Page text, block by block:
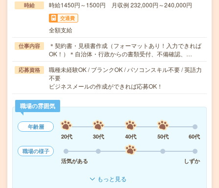
時給 時給1450円～1500円 月収例 232,000円～240,000円
交通費
全額支給
仕事内容
＊契約書・見積書作成（フォーマットあり！入力できれば
OK！）＊自治体・行政からの書類受付、不備確認、…
応募資格
職種未経験OK / ブランクOK / パソコンスキル不要 / 英語力
不要
ビジネスメールの作成ができれば応募OK！
職場の雰囲気
年齢層
20代
30代 40代 50代
60代
職場の様子
活気がある
しずか
もっと見る